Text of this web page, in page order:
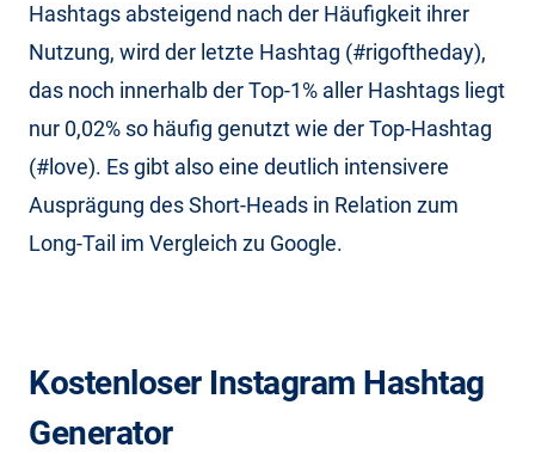
Hashtags absteigend nach der Häufigkeit ihrer
Nutzung, wird der letzte Hashtag (#rigoftheday),
das noch innerhalb der Top-1% aller Hashtags liegt
nur 0,02% so häufig genutzt wie der Top-Hashtag
(#love). Es gibt also eine deutlich intensivere
Ausprägung des Short-Heads in Relation zum
Long-Tail im Vergleich zu Google.
Kostenloser Instagram Hashtag
Generator